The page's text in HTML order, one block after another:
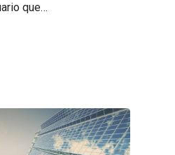
que…